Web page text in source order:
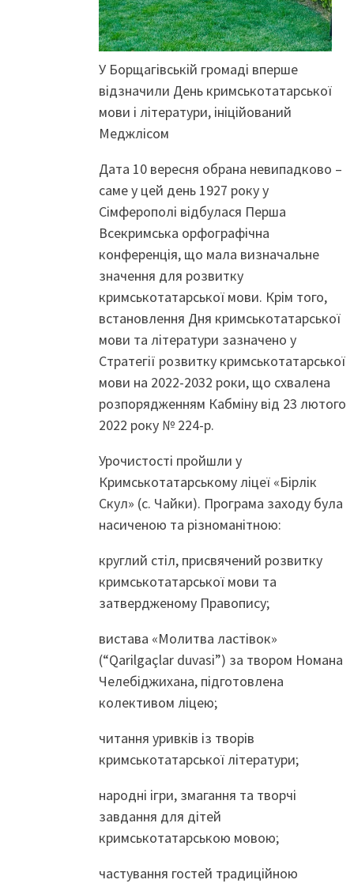
У Борщагівській громаді вперше
відзначили День кримськотатарської
мови і літератури, ініційований
Меджлісом
Дата 10 вересня обрана невипадково –
саме у цей день 1927 року у
Сімферополі відбулася Перша
Всекримська орфографічна
конференція, що мала визначальне
значення для розвитку
кримськотатарської мови. Крім того,
встановлення Дня кримськотатарської
мови та літератури зазначено у
Стратегії розвитку кримськотатарської
мови на 2022-2032 роки, що схвалена
розпорядженням Кабміну від 23 лютого
2022 року № 224-р.
Урочистості пройшли у
Кримськотатарському ліцеї «Бірлік
Скул» (с. Чайки). Програма заходу була
насиченою та різноманітною:
круглий стіл, присвячений розвитку
кримськотатарської мови та
затвердженому Правопису;
вистава «Молитва ластівок»
(“Qarilgaçlar duvasi”) за твором Номана
Челебіджихана, підготовлена
колективом ліцею;
читання уривків із творів
кримськотатарської літератури;
народні ігри, змагання та творчі
завдання для дітей
кримськотатарською мовою;
частування гостей традиційною